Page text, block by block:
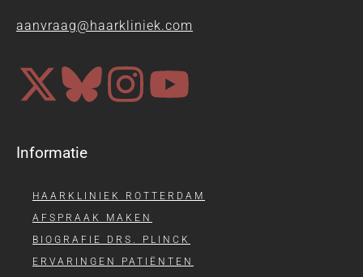
aanvraag@haarkliniek.com
Informatie
HAARKLINIEK ROTTERDAM
AFSPRAAK MAKEN
BIOGRAFIE DRS. PLINCK
ERVARINGEN PATIËNTEN